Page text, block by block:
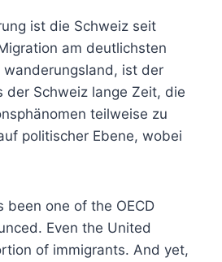
ist die Schweiz seit
am deutlichsten
ist der
der Schweiz lange Zeit, die
teilweise zu
politischer Ebene, wobei
one of the OECD
Even the United
of immigrants. And yet,